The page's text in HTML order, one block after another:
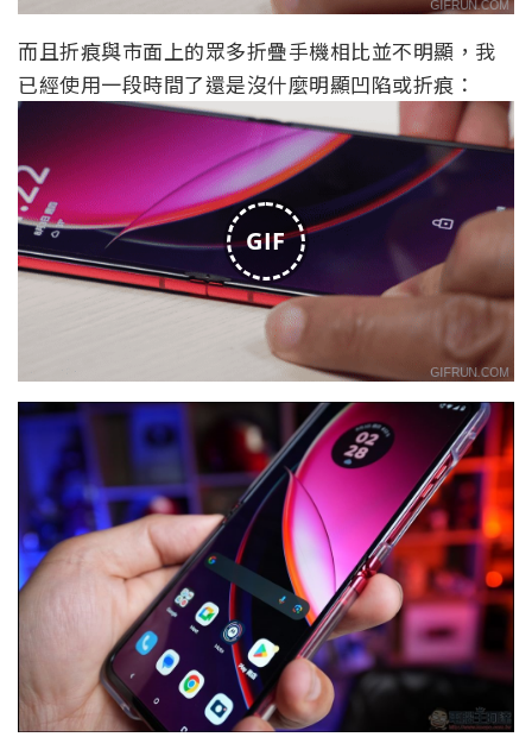
而且折痕與市面上的眾多折疊手機相比並不明顯，我
已經使用一段時間了還是沒什麼明顯凹陷或折痕：
GIF